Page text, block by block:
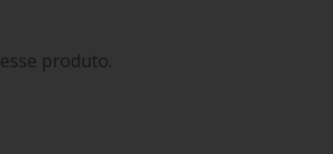
produto.